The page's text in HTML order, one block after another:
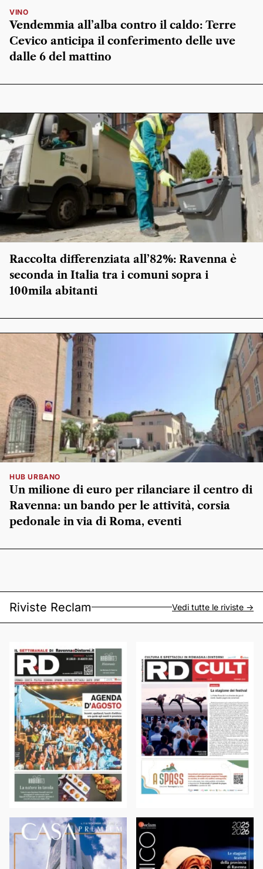
VINO
Vendemmia all’alba contro il caldo: Terre
Cevico anticipa il conferimento delle uve
dalle 6 del mattino
Raccolta differenziata all’82%: Ravenna è
seconda in Italia tra i comuni sopra i
100mila abitanti
HUB URBANO
Un milione di euro per rilanciare il centro di
Ravenna: un bando per le attività, corsia
pedonale in via di Roma, eventi
Riviste Reclam Vedi tutte le riviste ->